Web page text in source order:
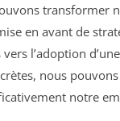
en avant de
l’adoption
nous
notre